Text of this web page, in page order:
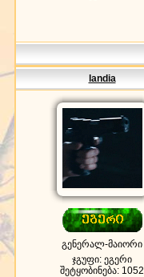
landia
გენერალ-მაიორი
ჯგუფი: ეგერი
შეტყობინება: 1052